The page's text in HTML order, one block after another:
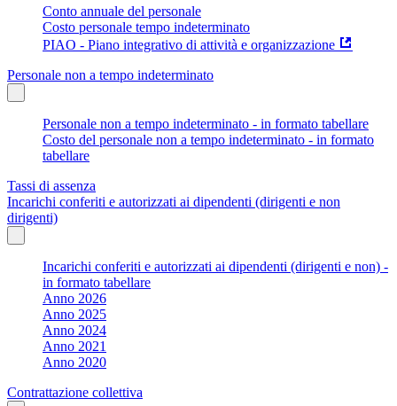
Conto annuale del personale
Costo personale tempo indeterminato
PIAO - Piano integrativo di attività e organizzazione
Personale non a tempo indeterminato
Personale non a tempo indeterminato - in formato tabellare
Costo del personale non a tempo indeterminato - in formato
tabellare
Tassi di assenza
Incarichi conferiti e autorizzati ai dipendenti (dirigenti e non
dirigenti)
Incarichi conferiti e autorizzati ai dipendenti (dirigenti e non) -
in formato tabellare
Anno 2026
Anno 2025
Anno 2024
Anno 2021
Anno 2020
Contrattazione collettiva